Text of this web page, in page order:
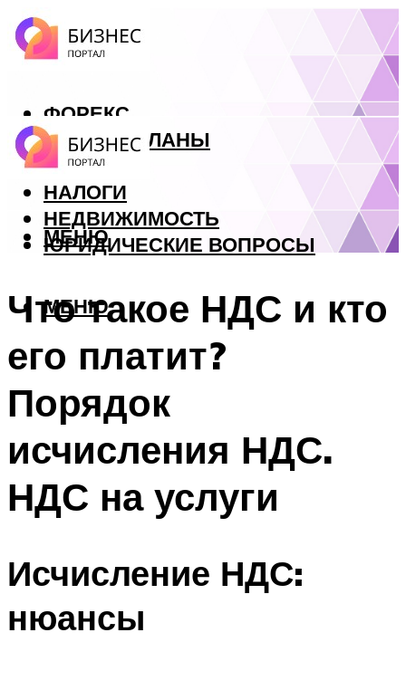
ФОРЕКС
БИЗНЕС ПЛАНЫ
КРЕДИТЫ
НАЛОГИ
НЕДВИЖИМОСТЬ
ЮРИДИЧЕСКИЕ ВОПРОСЫ
МЕНЮ
МЕНЮ
Что такое НДС и кто
его платит?
Порядок
исчисления НДС.
НДС на услуги
Исчисление НДС:
нюансы